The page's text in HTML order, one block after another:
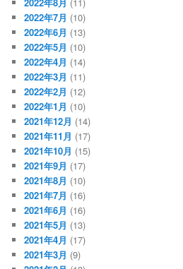
2022年7月 (10)
2022年6月 (13)
2022年5月 (10)
2022年4月 (14)
2022年3月 (11)
2022年2月 (12)
2022年1月 (10)
2021年12月 (14)
2021年11月 (17)
2021年10月 (15)
2021年9月 (17)
2021年8月 (10)
2021年7月 (16)
2021年6月 (16)
2021年5月 (13)
2021年4月 (17)
2021年3月 (9)